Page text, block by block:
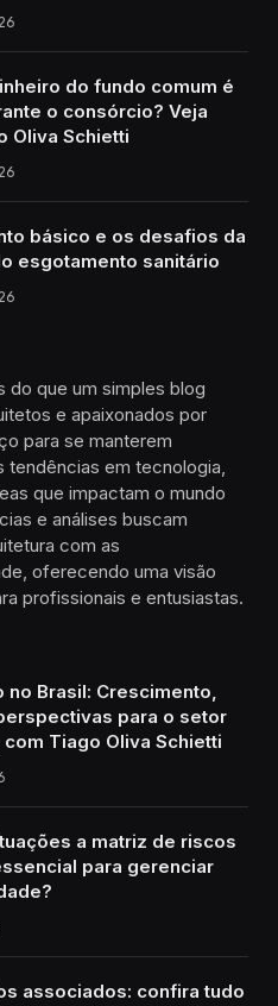
do fundo comum é
o consórcio? Veja
Oliva Schietti
básico e os desafios da
esgotamento sanitário
do que um simples blog
e apaixonados por
para se manterem
tendências em tecnologia,
que impactam o mundo
e análises buscam
com as
oferecendo uma visão
profissionais e entusiastas.
no Brasil: Crescimento,
para o setor
Tiago Oliva Schietti
a matriz de riscos
para gerenciar
associados: confira tudo